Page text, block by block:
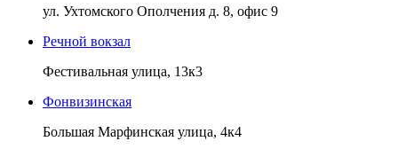
ул. Ухтомского Ополчения д. 8, офис 9
Речной вокзал
Фестивальная улица, 13к3
Фонвизинская
Большая Марфинская улица, 4к4